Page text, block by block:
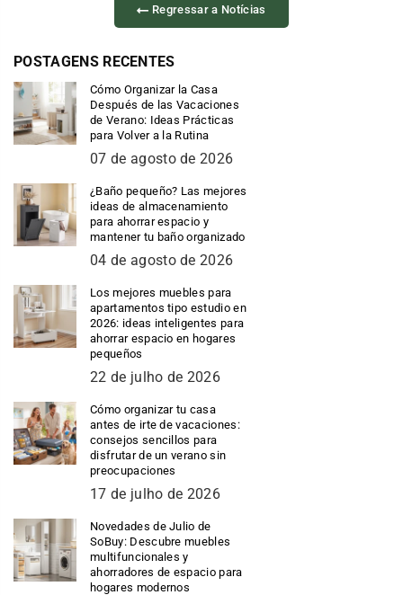
Regressar a Notícias
POSTAGENS RECENTES
Cómo Organizar la Casa
Después de las Vacaciones
de Verano: Ideas Prácticas
para Volver a la Rutina
07 de agosto de 2026
¿Baño pequeño? Las mejores
ideas de almacenamiento
para ahorrar espacio y
mantener tu baño organizado
04 de agosto de 2026
Los mejores muebles para
apartamentos tipo estudio en
2026: ideas inteligentes para
ahorrar espacio en hogares
pequeños
22 de julho de 2026
Cómo organizar tu casa
antes de irte de vacaciones:
consejos sencillos para
disfrutar de un verano sin
preocupaciones
17 de julho de 2026
Novedades de Julio de
SoBuy: Descubre muebles
multifuncionales y
ahorradores de espacio para
hogares modernos